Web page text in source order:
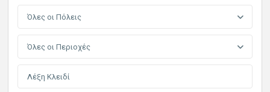
Όλες οι Πόλεις
Όλες οι Περιοχές